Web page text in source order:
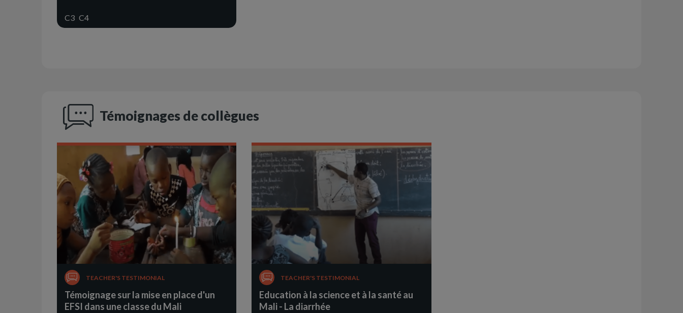
C3 C4
Témoignages de collègues
TEACHER'S TESTIMONIAL
Témoignage sur la mise en place d'un
EFSI dans une classe du Mali
TEACHER'S TESTIMONIAL
Education à la science et à la santé au
Mali - La diarrhée